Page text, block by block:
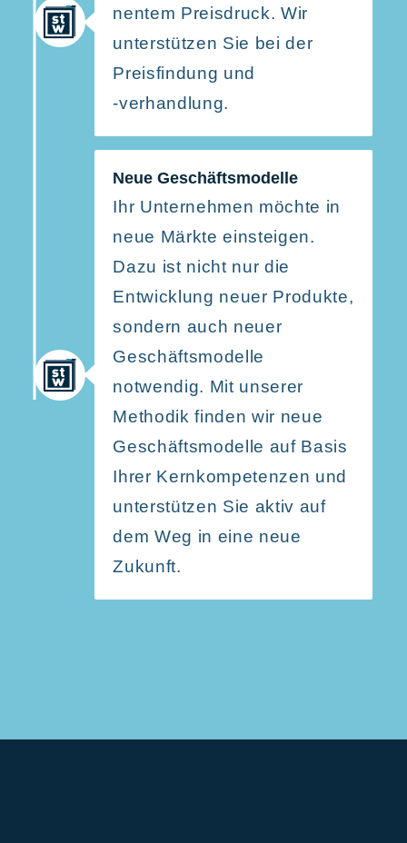
nentem Preis­druck. Wir
unter­stützen Sie bei der
Preis­findung und
‑verhandlung.
Neue Geschäfts­mo­delle
Ihr Unter­nehmen möchte in
neue Märkte einsteigen.
Dazu ist nicht nur die
Entwicklung neuer Produkte,
sondern auch neuer
Geschäfts­mo­delle
notwendig. Mit unserer
Methodik finden wir neue
Geschäfts­mo­delle auf Basis
Ihrer Kernkom­pe­tenzen und
unter­stützen Sie aktiv auf
dem Weg in eine neue
Zukunft.